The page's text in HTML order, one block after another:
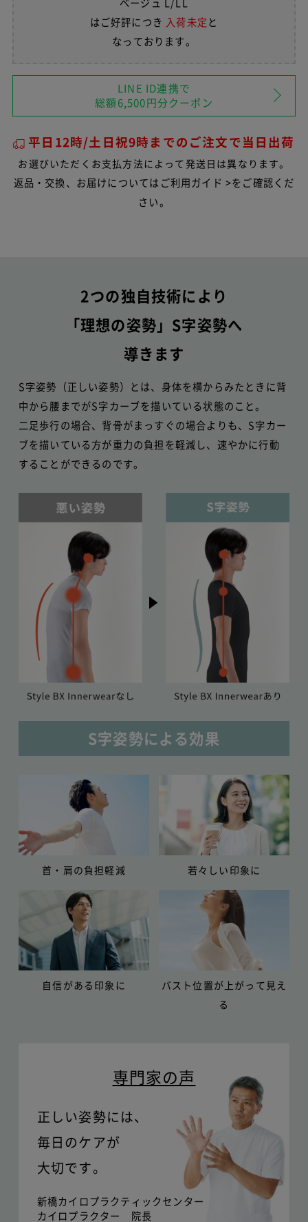
ベージュ L/LL
はご好評につき
入荷未定 と
なっております。
LINE ID連携で
総額6,500円分クーポン
平日12時/土日祝9時までのご注文で当日出荷
お選びいただくお支払方法によって発送日は異なります。
返品・交換、お届けについては ご利用ガイド >をご確認くだ
さい。
2つの独自技術により
「理想の姿勢」S字姿勢へ
導きます
S字姿勢（正しい姿勢）とは、身体を横からみたときに背
中から腰までがS字カーブを描いている状態のこと。
二足歩行の場合、背骨がまっすぐの場合よりも、S字カー
ブを描いている方が重力の負担を軽減し、速やかに行動
することができるのです。
S字姿勢による効果
首・肩の負担軽減 若々しい印象に
自信がある印象に
バスト位置が上がって見え
る
専門家の声
正しい姿勢には、
毎日のケアが
大切です。
新橋カイロプラクティックセンター
カイロプラクター 院長